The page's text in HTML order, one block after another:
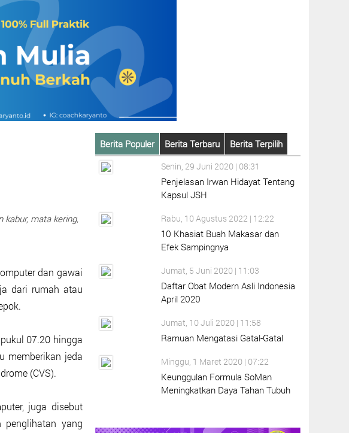
kabur, mata kering,
dan gawai
dari rumah atau
07.20 hingga
memberikan jeda
(CVS).
juga disebut
penglihatan yang
Berita Populer Berita Terbaru Berita Terpilih
Senin, 29 Juni 2020 | 08:31
Penjelasan Irwan Hidayat Tentang
Kapsul JSH
Rabu, 10 Agustus 2022 | 12:22
10 Khasiat Buah Makasar dan
Efek Sampingnya
Jumat, 5 Juni 2020 | 11:03
Daftar Obat Modern Asli Indonesia
April 2020
Jumat, 10 Juli 2020 | 11:58
Ramuan Mengatasi Gatal-Gatal
Minggu, 1 Maret 2020 | 07:22
Keunggulan Formula SoMan
Meningkatkan Daya Tahan Tubuh